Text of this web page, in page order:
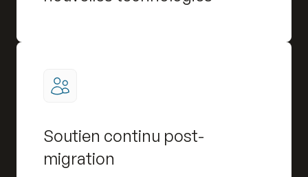
Soutien continu post-
migration